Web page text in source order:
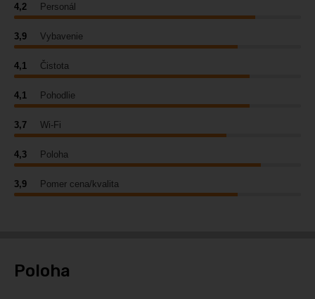
4,2 Personál
3,9 Vybavenie
4,1 Čistota
4,1 Pohodlie
3,7 Wi-Fi
4,3 Poloha
3,9 Pomer cena/kvalita
Poloha